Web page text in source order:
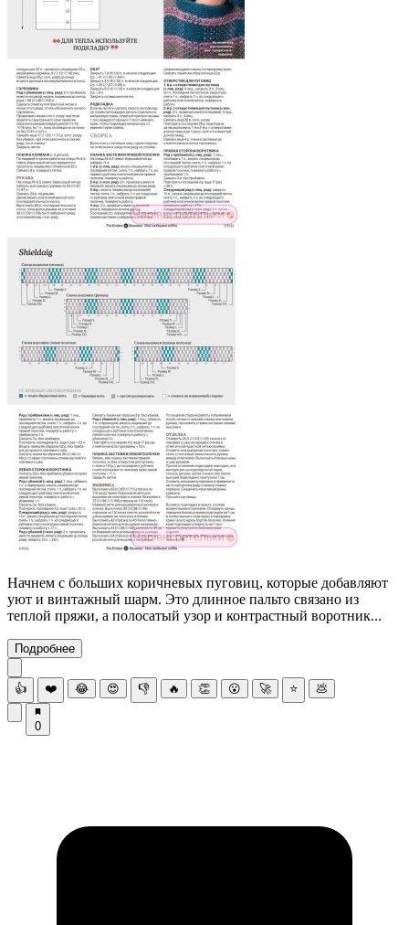
Начнем с больших коричневых пуговиц, которые добавляют
уют и винтажный шарм. Это длинное пальто связано из
теплой пряжи, а полосатый узор и контрастный воротник...
Подробнее
👍 ❤️ 😂 😍 👎 🔥 👏 😮 🚀 ⭐ 💩
0